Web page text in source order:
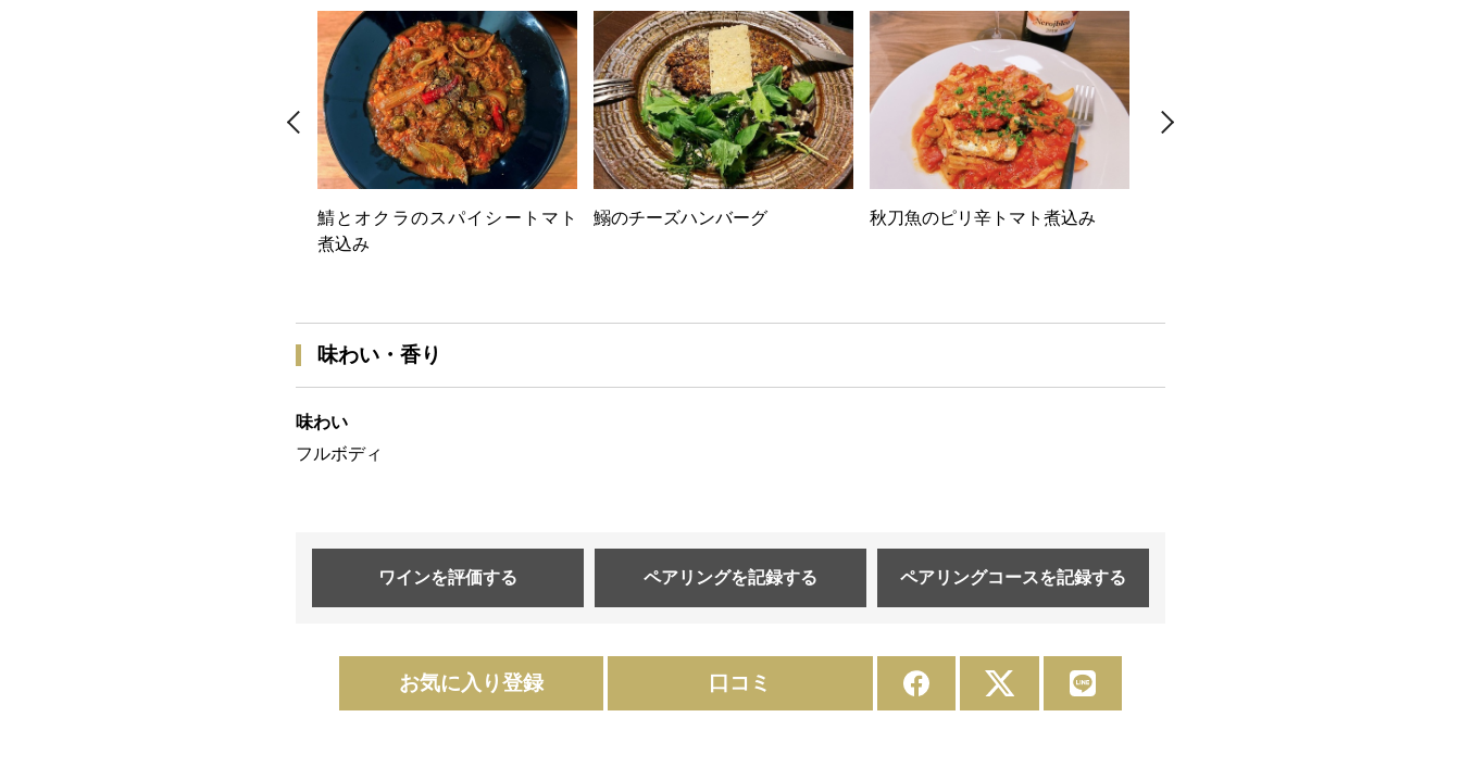
鯖とオクラのスパイシートマト
煮込み
鰯のチーズハンバーグ 秋刀魚のピリ辛トマト煮込み
味わい・香り
味わい
フルボディ
ワインを評価する ペアリングを記録する ペアリングコースを記録する
お気に入り登録 口コミ